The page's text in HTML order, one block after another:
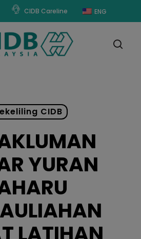
CIDB Careline ENG
CIDB
YURAN